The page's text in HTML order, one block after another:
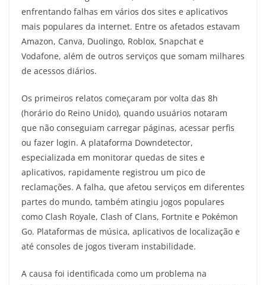
enfrentando falhas em vários dos sites e aplicativos
mais populares da internet. Entre os afetados estavam
Amazon, Canva, Duolingo, Roblox, Snapchat e
Vodafone, além de outros serviços que somam milhares
de acessos diários.
Os primeiros relatos começaram por volta das 8h
(horário do Reino Unido), quando usuários notaram
que não conseguiam carregar páginas, acessar perfis
ou fazer login. A plataforma Downdetector,
especializada em monitorar quedas de sites e
aplicativos, rapidamente registrou um pico de
reclamações. A falha, que afetou serviços em diferentes
partes do mundo, também atingiu jogos populares
como Clash Royale, Clash of Clans, Fortnite e Pokémon
Go. Plataformas de música, aplicativos de localização e
até consoles de jogos tiveram instabilidade.
A causa foi identificada como um problema na